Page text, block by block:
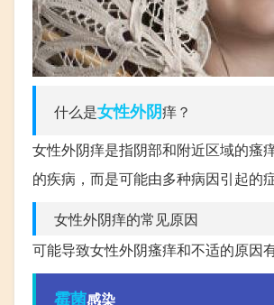
什么是女性外阴痒？
女性外阴痒是指阴部和附近区域的瘙
的疾病，而是可能由多种病因引起的
女性外阴痒的常见原因
可能导致女性外阴瘙痒和不适的原因
霉菌感染